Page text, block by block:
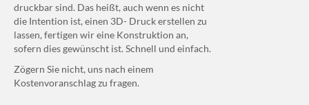
druckbar sind. Das heißt, auch wenn es nicht
die Intention ist, einen 3D- Druck erstellen zu
lassen, fertigen wir eine Konstruktion an,
sofern dies gewünscht ist. Schnell und einfach.
Zögern Sie nicht, uns nach einem
Kostenvoranschlag zu fragen.